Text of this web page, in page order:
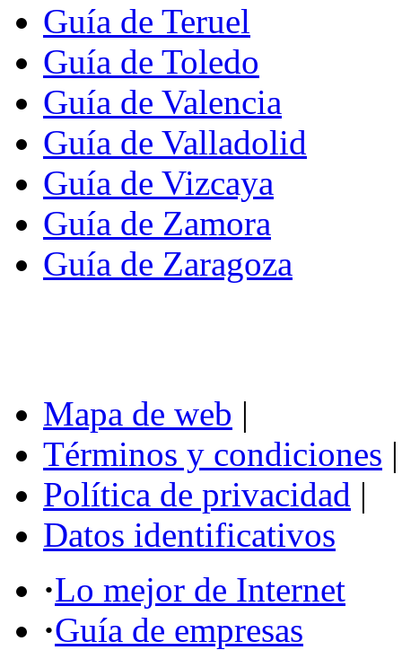
Guía de Teruel
Guía de Toledo
Guía de Valencia
Guía de Valladolid
Guía de Vizcaya
Guía de Zamora
Guía de Zaragoza
Mapa de web |
Términos y condiciones |
Política de privacidad |
Datos identificativos
·Lo mejor de Internet
·Guía de empresas